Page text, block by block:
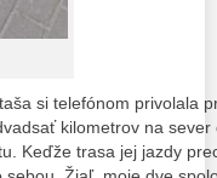
si telefónom privolala
kilometrov na
Keďže trasa jej jazdy